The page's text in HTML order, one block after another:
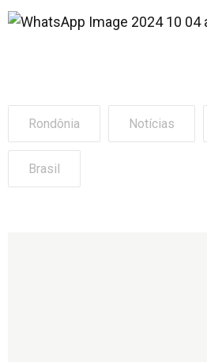
Rondônia Notícias
Brasil